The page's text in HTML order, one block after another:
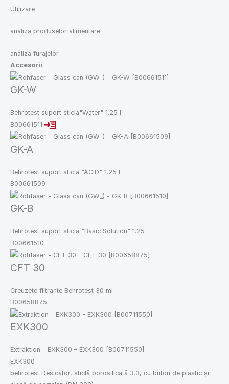
Utilizare
analiza produselor alimentare
analiza furajelor
Accesorii
GK-W
Behrotest suport sticla"Water" 1.25 l
B00661511
GK-A
Behrotest suport sticla "ACID" 1.25 l
B00661509
GK-B
Behrotest suport sticla "Basic Solution" 1.25
B00661510
CFT 30
Creuzete filtrante Behrotest 30 ml
B00658875
EXK300
Extraktion – EXK300 – EXK300 [B00711550]
EXK300
behrotest Desicator, sticlă borosilicată 3.3, cu buton de plastic și